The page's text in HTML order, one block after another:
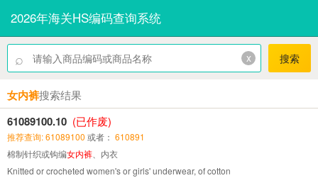
2026年海关HS编码查询系统
⌕ x 搜索
女内裤搜索结果
61089100.10 (已作废)
推荐查询: 61089100 或者： 610891
棉制针织或钩编女内裤 、内衣
Knitted or crocheted women's or girls' underwear, of cotton